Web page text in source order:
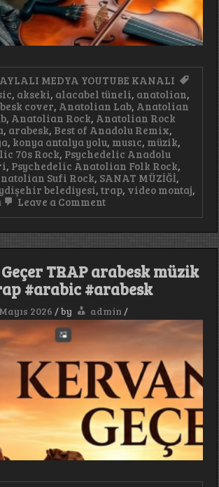
MEDYA YOUTUBE KANALI
, akseki, alacabel tüneli, anatolian,
cover, Anatolian Lab, Anatolian
, Anatolian Rock, Anatolian Rock
, arabesk, Best of Anadolu Remix,
, konya antalya yolu, musıc, müzik,
70s Rock, Psychedelic Anadolu
, Psychedelic Anatolian Folk Rock,
Sufi Rock, SANAT MÜZİĞİ,
belediyesi, trap, video montaj,
Leave a Commenton
Trap
Arabesk
#keşfet
#trap
#arabic
#arabesk
#anatolianrock
TRAP arabesk müzik
#arabic #arabesk
2026 /by admin /